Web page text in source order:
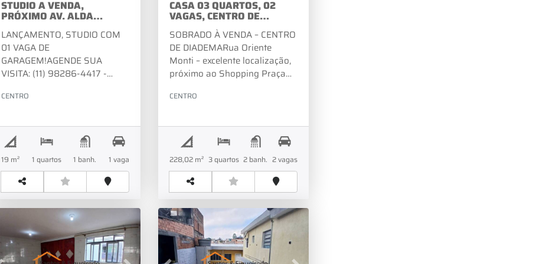
STUDIO A VENDA,
PRÓXIMO AV. ALDA
LANÇAMENTO, STUDIO COM
01 VAGA DE
GARAGEM!AGENDE SUA
VISITA: (11) 98286-4417 -
4056-2381 - FIXOVISITE
WWW.SANTOSEFIGUEIREDOIMOVEIS.COM.BR
CENTRO
19 m² 1 quartos 1 banh. 1 vaga
CASA 03 QUARTOS, 02
VAGAS, CENTRO DE
DIADEMA!
SOBRADO À VENDA – CENTRO
DE DIADEMARua Oriente
Monti – excelente localização,
próximo ao Shopping Praça
comércios, escolas e
quem busca conforto e
praticidade! Entre em contato
para mais informações e
agendamento de visita.Seu
novo lar pode estar aqui! ????
CENTRO
228,02 m² 3quartos 2 banh. 2vagas